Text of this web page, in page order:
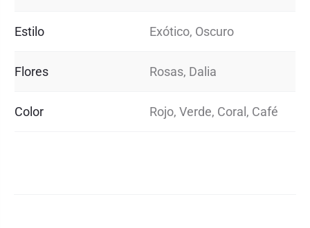
Estilo Exótico, Oscuro
Flores Rosas, Dalia
Color Rojo, Verde, Coral, Café